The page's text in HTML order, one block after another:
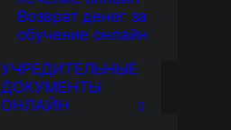
Возврат денег за
обучение онлайн
УЧРЕДИТЕЛЬНЫЕ
ДОКУМЕНТЫ
ОНЛАЙН